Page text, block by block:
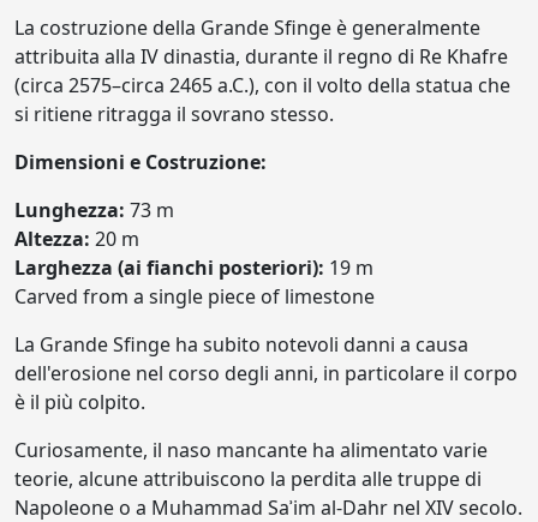
La costruzione della Grande Sfinge è generalmente
attribuita alla IV dinastia, durante il regno di Re Khafre
(circa 2575–circa 2465 a.C.), con il volto della statua che
si ritiene ritragga il sovrano stesso.
Dimensioni e Costruzione:
Lunghezza: 73 m
Altezza: 20 m
Larghezza (ai fianchi posteriori): 19 m
Carved from a single piece of limestone
La Grande Sfinge ha subito notevoli danni a causa
dell'erosione nel corso degli anni, in particolare il corpo
è il più colpito.
Curiosamente, il naso mancante ha alimentato varie
teorie, alcune attribuiscono la perdita alle truppe di
Napoleone o a Muhammad Saʾim al-Dahr nel XIV secolo.